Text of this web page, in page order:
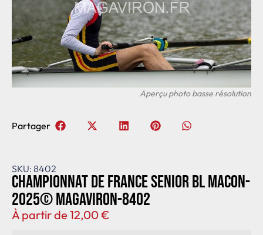
SKU: 8402
Championnat de France senior BL Macon-
2025© MagAviron-8402
À partir de 12,00€
Partager